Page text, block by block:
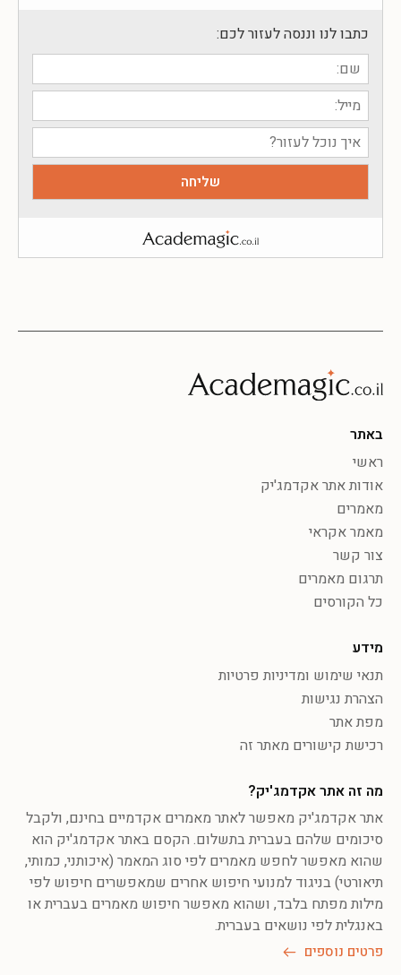
כתבו לנו וננסה לעזור לכם:
באתר
ראשי
אודות אתר אקדמג'יק
מאמרים
מאמר אקראי
צור קשר
תרגום מאמרים
כל הקורסים
מידע
תנאי שימוש ומדיניות פרטיות
הצהרת נגישות
מפת אתר
רכישת קישורים מאתר זה
מה זה אתר אקדמג'יק?
אתר אקדמג'יק מאפשר לאתר מאמרים אקדמיים בחינם, ולקבל
סיכומים שלהם בעברית בתשלום. הקסם באתר אקדמג'יק הוא
שהוא מאפשר לחפש מאמרים לפי סוג המאמר (איכותני, כמותי,
תיאורטי) בניגוד למנועי חיפוש אחרים שמאפשרים חיפוש לפי
מילות מפתח בלבד, ושהוא מאפשר חיפוש מאמרים בעברית או
באנגלית לפי נושאים בעברית.
פרטים נוספים